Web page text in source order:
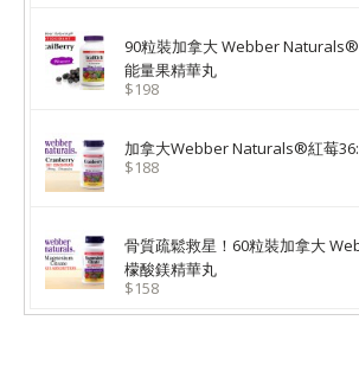
90粒裝加拿大 Webber
能量果精華丸
$198
加拿大Webber Naturals®紅莓
$188
骨質疏鬆救星！60粒裝加拿大
檬酸鎂精華丸
$158